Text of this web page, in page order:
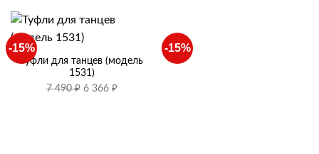
-15%
Туфли для танцев (модель
1531)
7 490₽ Первоначальная
6 366 ₽Текущая
-15%